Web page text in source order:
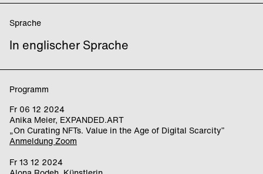
Sprache
In englischer Sprache
Programm
Fr 06 12 2024
Anika Meier, EXPANDED.ART
„On Curating NFTs. Value in the Age of Digital Scarcity”
Anmeldung Zoom
Fr 13 12 2024